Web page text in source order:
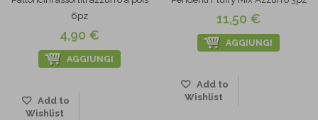
6pz
4,90 €
AGGIUNGI
Add to
Wishlist
11,50 €
AGGIUNGI
Add to
Wishlist